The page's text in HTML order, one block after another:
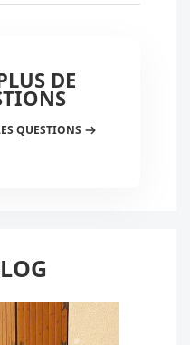
DE
QUESTIONS